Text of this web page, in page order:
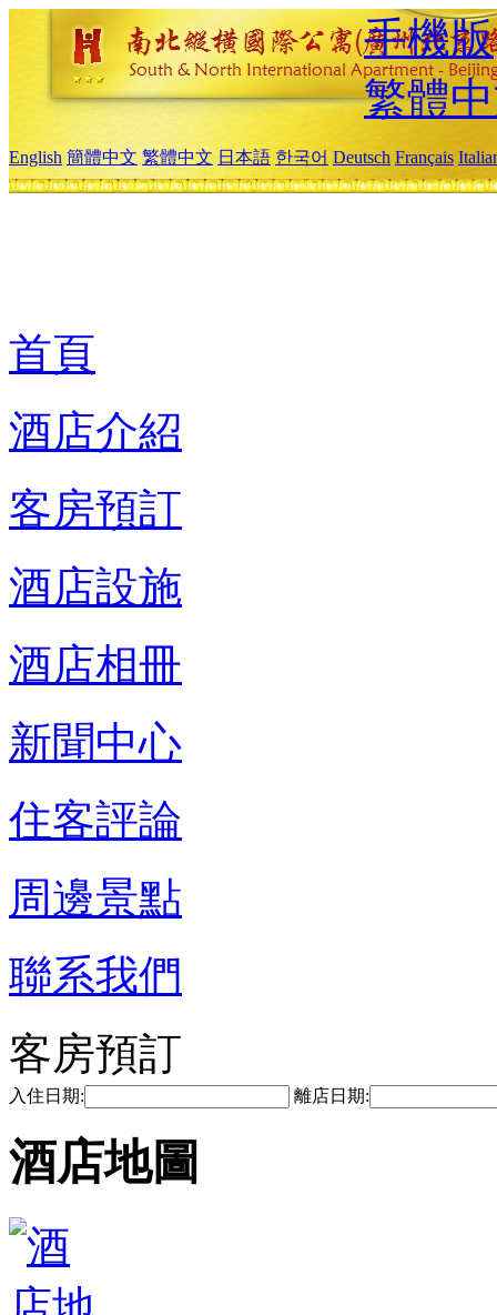
手機版
繁體
English 簡體中文 繁體中文 日本語 한국어 Deutsch Français
首頁
酒店介紹
客房預訂
酒店設施
酒店相冊
新聞中心
住客評論
周邊景點
聯系我們
客房預訂
入住日期: 離店日期:
酒店地圖